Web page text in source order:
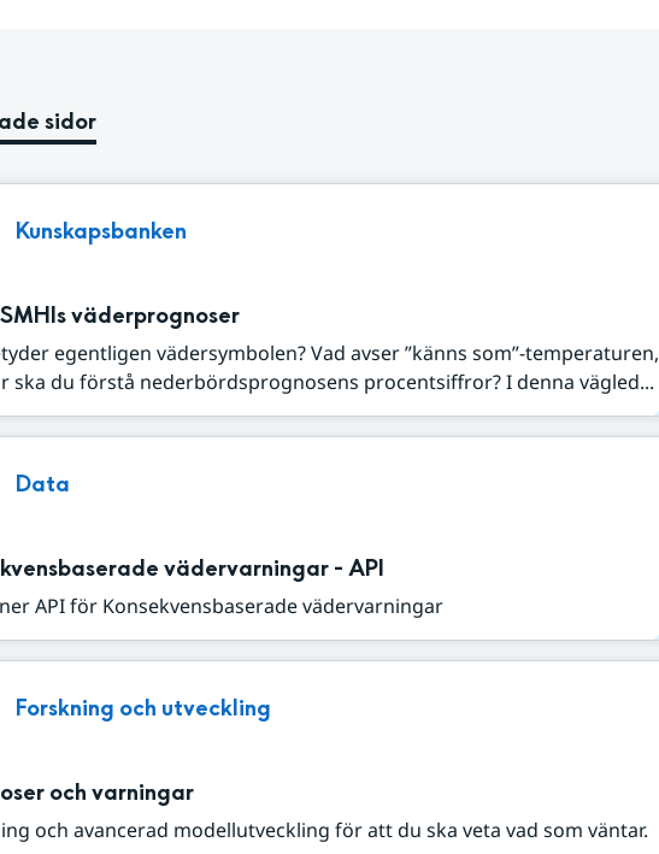
sidor
Kunskapsbanken
väderprognoser
egentligen vädersymbolen? Vad avser ”känns som”-temperaturen,
ska du förstå nederbördsprognosens procentsiffror? I denna vägled...
Data
vädervarningar - API
API för Konsekvensbaserade vädervarningar
Forskning och utveckling
och varningar
och avancerad modellutveckling för att du ska veta vad som väntar.